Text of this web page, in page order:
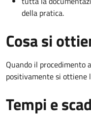
della pratica.
Cosa si
Quando il procedimento
positivamente si ottiene
Tempi e